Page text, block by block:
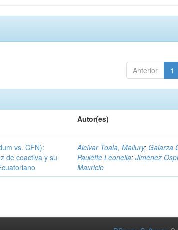
Anterior 1
Autor(es)
vs. CFN):
de coactiva y su
Alcívar Toala, Mallury; Galarza
Paulette Leonella;Jiménez
Mauricio